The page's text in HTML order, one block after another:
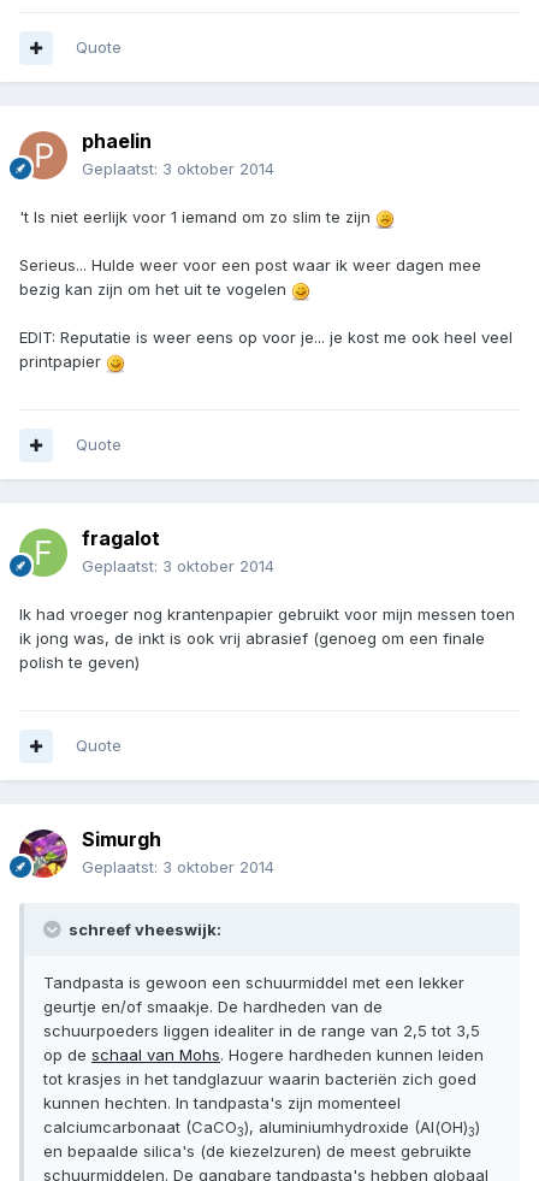
Quote
phaelin
Geplaatst: 3 oktober 2014
't Is niet eerlijk voor 1 iemand om zo slim te zijn
Serieus... Hulde weer voor een post waar ik weer dagen mee
bezig kan zijn om het uit te vogelen
EDIT: Reputatie is weer eens op voor je... je kost me ook heel veel
printpapier
Quote
fragalot
Geplaatst: 3 oktober 2014
Ik had vroeger nog krantenpapier gebruikt voor mijn messen toen
ik jong was, de inkt is ook vrij abrasief (genoeg om een finale
polish te geven)
Quote
Simurgh
Geplaatst: 3 oktober 2014
schreef vheeswijk:
Tandpasta is gewoon een schuurmiddel met een lekker
geurtje en/of smaakje. De hardheden van de
schuurpoeders liggen idealiter in de range van 2,5 tot 3,5
op de schaal van Mohs. Hogere hardheden kunnen leiden
tot krasjes in het tandglazuur waarin bacteriën zich goed
kunnen hechten. In tandpasta's zijn momenteel
calciumcarbonaat (CaCO3), aluminiumhydroxide (Al(OH)3)
en bepaalde silica's (de kiezelzuren) de meest gebruikte
schuurmiddelen. De gangbare tandpasta's hebben globaal